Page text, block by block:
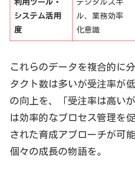
利用ツール・
システム活用
度
デジタルスキ
ル、業務効率
化意識
これらのデータを複合的に
タクト数は多いが受注率が
の向上を、「受注率は高い
は効率的なプロセス管理を
された育成アプローチが可
個々の成長の物語を。